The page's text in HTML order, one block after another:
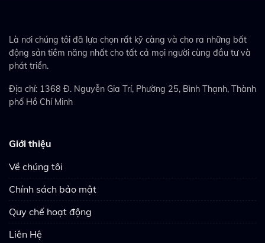
Là nơi chúng tôi đã lựa chọn rất kỹ càng và cho ra những bất
động sản tiềm năng nhất cho tất cả mọi người cùng đầu tư và
phát triển.
Địa chỉ: 1368 Đ. Nguyễn Gia Trí, Phường 25, Bình Thạnh, Thành
phố Hồ Chí Minh
Giới thiệu
Về chúng tôi
Chính sách bảo mật
Quy chế hoạt động
Liên Hệ